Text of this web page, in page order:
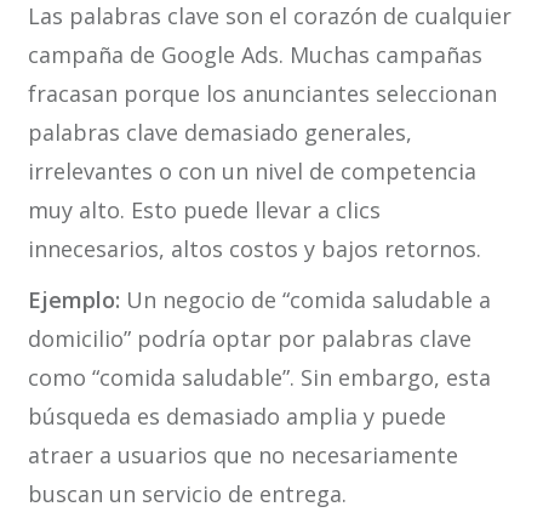
Las palabras clave son el corazón de cualquier
campaña de Google Ads. Muchas campañas
fracasan porque los anunciantes seleccionan
palabras clave demasiado generales,
irrelevantes o con un nivel de competencia
muy alto. Esto puede llevar a clics
innecesarios, altos costos y bajos retornos.
Ejemplo: Un negocio de “comida saludable a
domicilio” podría optar por palabras clave
como “comida saludable”. Sin embargo, esta
búsqueda es demasiado amplia y puede
atraer a usuarios que no necesariamente
buscan un servicio de entrega.